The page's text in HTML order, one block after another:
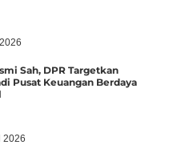
Sah, DPR Targetkan
Pusat Keuangan Berdaya
2026